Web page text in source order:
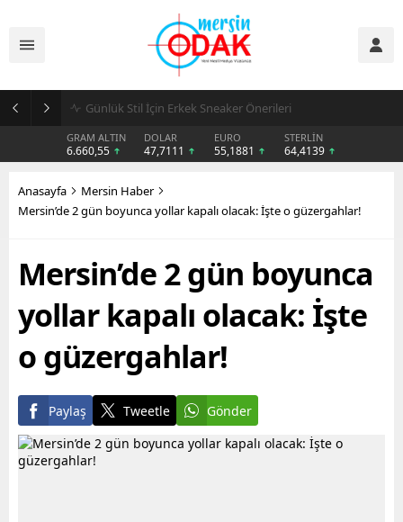
Günlük Stil İçin Erkek Sneaker Önerileri
GRAM ALTIN
6.660,55
DOLAR
47,7111
EURO
55,1881
STERLİN
64,4139
Anasayfa
Mersin Haber
Mersin’de 2 gün boyunca yollar kapalı olacak: İşte o güzergahlar!
Mersin’de 2 gün boyunca
yollar kapalı olacak: İşte
o güzergahlar!
Paylaş Tweetle Gönder